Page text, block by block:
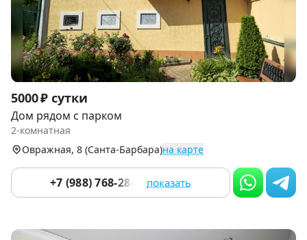
Item
1
of
9
5000 ₽ сутки
Дом рядом с парком
2-комнатная
Овражная, 8 (Санта-Барбара)на карте
+7 (988) 768-28-07 показать